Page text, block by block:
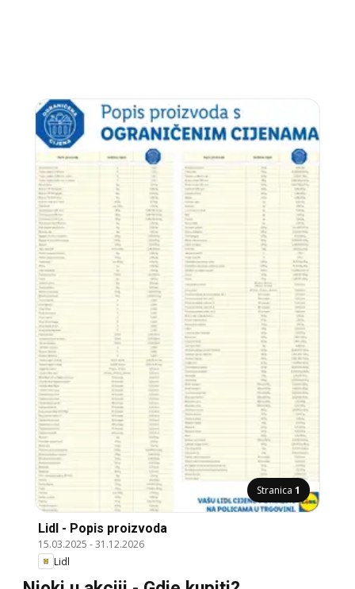
Stranica 1
Lidl - Popis proizvoda
15.03.2025 -31.12.2026
Lidl